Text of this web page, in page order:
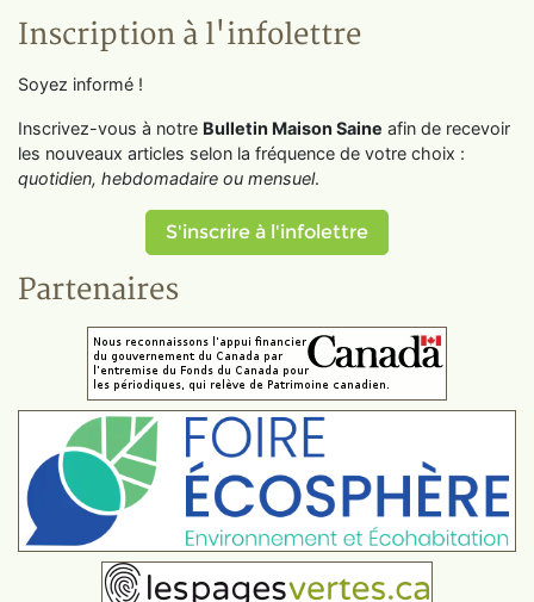
Inscription à l'infolettre
Soyez informé !
Inscrivez-vous à notre Bulletin Maison Saine afin de recevoir
les nouveaux articles selon la fréquence de votre choix :
quotidien, hebdomadaire ou mensuel.
S'inscrire à l'infolettre
Partenaires